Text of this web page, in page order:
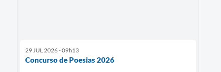
29 JUL 2026 - 09h13
Concurso de Poesias 2026